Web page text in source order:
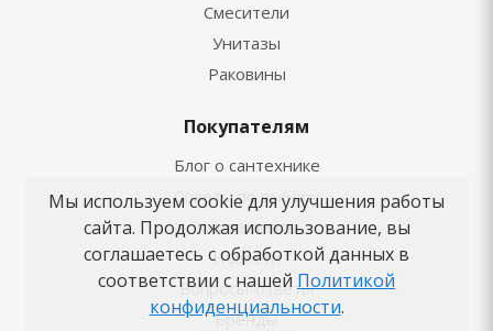
Смесители
Унитазы
Раковины
Покупателям
Блог о сантехнике
Советы по выбору
Как заказать
Новости
Вопросы-ответы
Бренды
Мы используем cookie для улучшения работы
сайта. Продолжая использование, вы
соглашаетесь с обработкой данных в
соответствии с нашей Политикой
конфиденциальности.